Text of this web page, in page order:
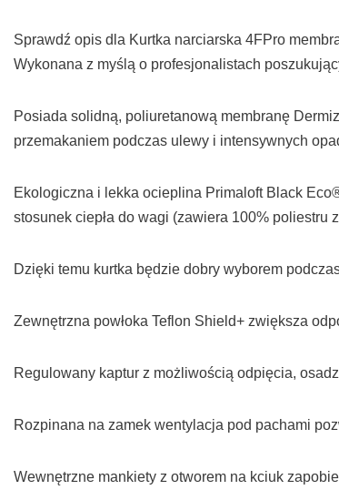
Sprawdź opis dla Kurtka narciarska 4FPro
Wykonana z myślą o profesjonalistach
Posiada solidną, poliuretanową membranę
przemakaniem podczas ulewy i intensywnych
Ekologiczna i lekka ocieplina Primaloft Black
stosunek ciepła do wagi (zawiera 100% poliestru
Dzięki temu kurtka będzie dobry wyborem
Zewnętrzna powłoka Teflon Shield+ zwiększa
Regulowany kaptur z możliwością odpięcia,
Rozpinana na zamek wentylacja pod pachami
Wewnętrzne mankiety z otworem na kciuk